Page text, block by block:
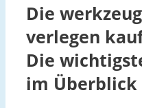
Die
verlegen
Die
im Überblick